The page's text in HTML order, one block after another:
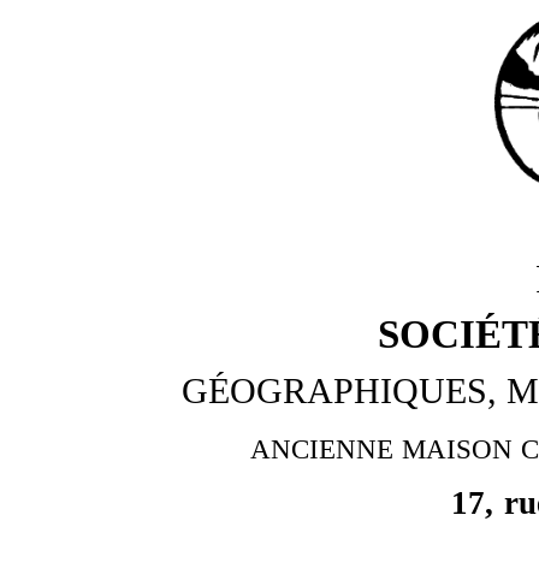
GÉOGRAPHIQUES,
ANCIENNE MAISON
17,